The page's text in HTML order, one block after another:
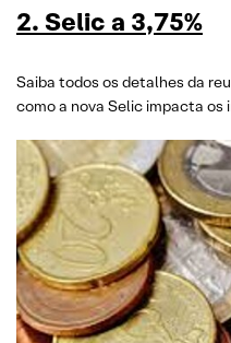
2. Selic a 3,75%
Saiba todos os detalhes da
como a nova Selic impacta os